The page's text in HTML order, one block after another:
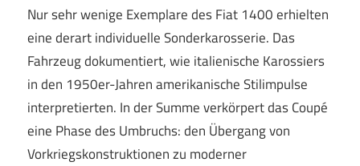
Nur sehr wenige Exemplare des Fiat 1400 erhielten
eine derart individuelle Sonderkarosserie. Das
Fahrzeug dokumentiert, wie italienische Karossiers
in den 1950er-Jahren amerikanische Stilimpulse
interpretierten. In der Summe verkörpert das Coupé
eine Phase des Umbruchs: den Übergang von
Vorkriegskonstruktionen zu moderner